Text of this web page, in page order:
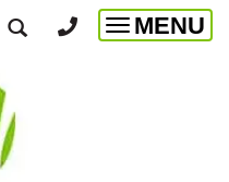
Toggle
MENU